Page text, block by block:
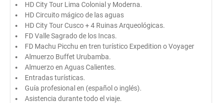
HD City Tour Lima Colonial y Moderna.
HD Circuito mágico de las aguas
HD City Tour Cusco + 4 Ruinas Arqueológicas.
FD Valle Sagrado de los Incas.
FD Machu Picchu en tren turístico Expedition o Voyager
Almuerzo Buffet Urubamba.
Almuerzo en Aguas Calientes.
Entradas turísticas.
Guía profesional en (español o inglés).
Asistencia durante todo el viaje.